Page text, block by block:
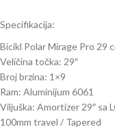
Specifikacija:
Bicikl Polar Mirage Pro 29
Veličina točka: 29″
Broj brzina: 1×9
Ram: Aluminijum 6061
Viljuška: Amortizer 29″ sa
100mm travel / Tapered